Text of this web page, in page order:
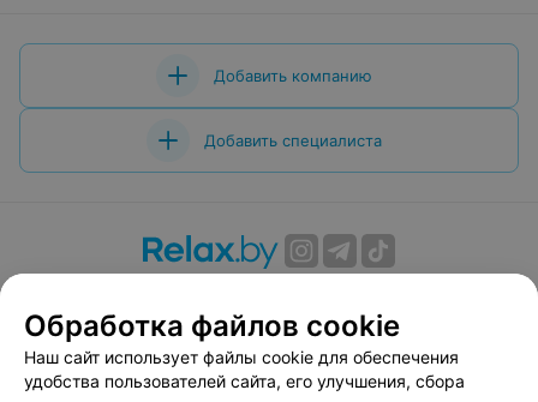
Добавить компанию
Добавить специалиста
Вакансии
Публичный договор
Способы оплаты
Публичный договор по использованию сервиса
«Афиша»
Обработка файлов cookie
Наш сайт использует файлы cookie для обеспечения
удобства пользователей сайта, его улучшения, сбора